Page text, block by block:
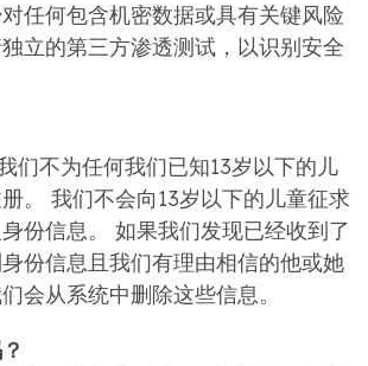
任何包含机密数据或具有关键风险
立的第三方渗透测试，以识别安全
们不为任何我们已知13岁以下的儿
。 我们不会向13岁以下的儿童征求
份信息。 如果我们发现已经收到了
份信息且我们有理由相信的他或她
会从系统中删除这些信息。